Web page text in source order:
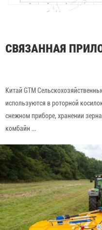
СВЯЗАННАЯ
Китай GTM
используются в роторной
снежном приборе, хранении
комбайн ...